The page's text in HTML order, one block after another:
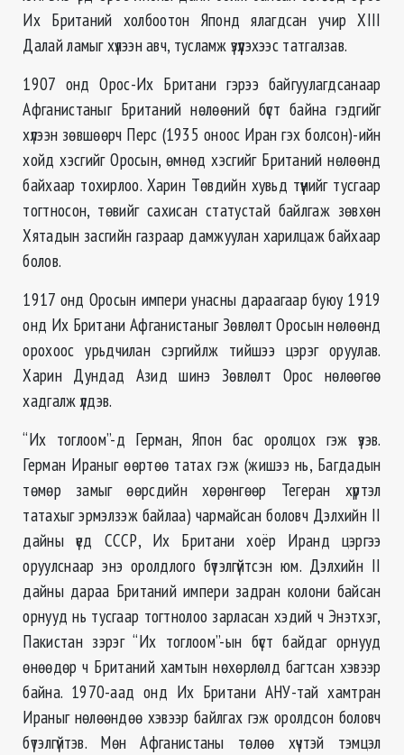
Их Британий холбоотон Японд ялагдсан учир XIII
Далай ламыг хүлээн авч, тусламж үзүүлэхээс татгалзав.
1907 онд Орос-Их Британи гэрээ байгуулагдсанаар
Афганистаныг Британий нөлөөний бүст байна гэдгийг
хүлээн зөвшөөрч Перс (1935 оноос Иран гэх болсон)-ийн
хойд хэсгийг Оросын, өмнөд хэсгийг Британий нөлөөнд
байхаар тохирлоо. Харин Төвдийн хувьд түүнийг тусгаар
тогтносон, төвийг сахисан статустай байлгаж зөвхөн
Хятадын засгийн газраар дамжуулан харилцаж байхаар
болов.
1917 онд Оросын импери унасны дараагаар буюу 1919
онд Их Британи Афганистаныг Зөвлөлт Оросын нөлөөнд
орохоос урьдчилан сэргийлж тийшээ цэрэг оруулав.
Харин Дундад Азид шинэ Зөвлөлт Орос нөлөөгөө
хадгалж үлдэв.
“Их тоглоом”-д Герман, Япон бас оролцох гэж үзэв.
Герман Ираныг өөртөө татах гэж (жишээ нь, Багдадын
төмөр замыг өөрсдийн хөрөнгөөр Тегеран хүртэл
татахыг эрмэлзэж байлаа) чармайсан боловч Дэлхийн II
дайны үед СССР, Их Британи хоёр Иранд цэргээ
оруулснаар энэ оролдлого бүтэлгүйтсэн юм. Дэлхийн II
дайны дараа Британий импери задран колони байсан
орнууд нь тусгаар тогтнолоо зарласан хэдий ч Энэтхэг,
Пакистан зэрэг “Их тоглоом”-ын бүст байдаг орнууд
өнөөдөр ч Британий хамтын нөхөрлөлд багтсан хэвээр
байна. 1970-аад онд Их Британи АНУ-тай хамтран
Ираныг нөлөөндөө хэвээр байлгах гэж оролдсон боловч
бүтэлгүйтэв. Мөн Афганистаны төлөө хүчтэй тэмцэл